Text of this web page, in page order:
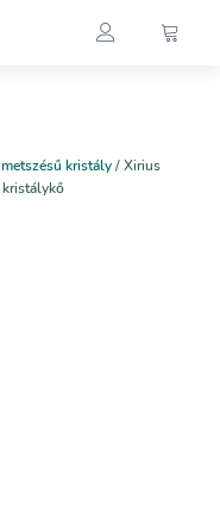
kristály/ Xirius
kristálykő